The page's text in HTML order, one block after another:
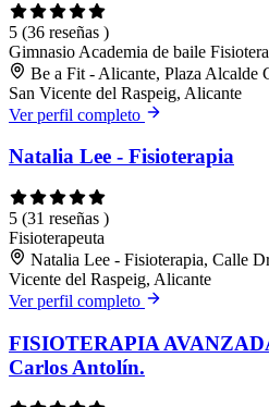
5 (36 reseñas )
Gimnasio Academia de baile
Be a Fit - Alicante, Plaza Alcalde
San Vicente del Raspeig, Alicante
Ver perfil completo
Natalia Lee - Fisioterapia
5 (31 reseñas )
Fisioterapeuta
Natalia Lee - Fisioterapia, Calle
Vicente del Raspeig, Alicante
Ver perfil completo
FISIOTERAPIA
Carlos Antolín.